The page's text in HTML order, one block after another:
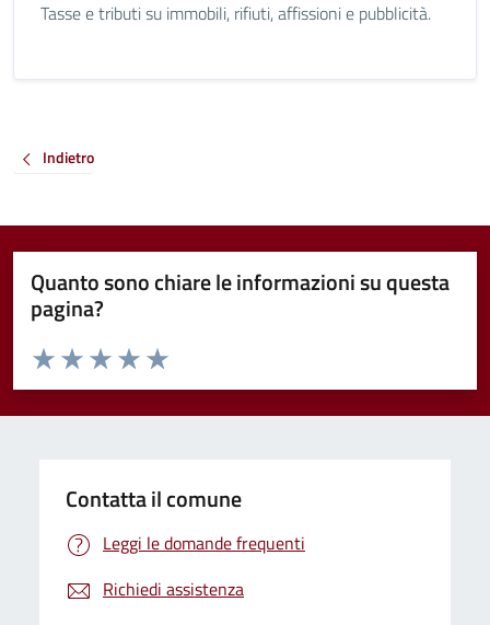
Tasse e tributi su immobili, rifiuti, affissioni e pubblicità.
Indietro
Quanto sono chiare le informazioni su questa
pagina?
Valuta da 1 a 5 stelle la pagina
Valuta 5 stelle su 5
Valuta 4 stelle su 5
Valuta 3 stelle su 5
Valuta 2 stelle su 5
Valuta 1 stelle su 5
Contatta il comune
Leggi le domande frequenti
Richiedi assistenza